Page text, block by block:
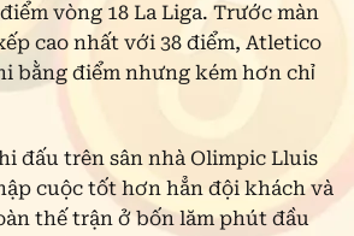
vòng 18 La Liga. Trước màn
cao nhất với 38 điểm, Atletico
bằng điểm nhưng kém hơn chỉ
đấu trên sân nhà Olimpic Lluis
cuộc tốt hơn hẳn đội khách và
thế trận ở bốn lăm phút đầu